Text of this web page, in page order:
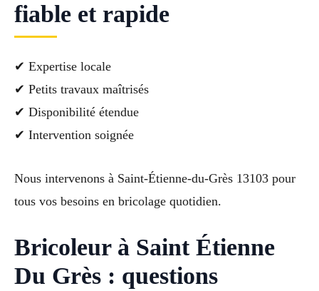
fiable et rapide
✔ Expertise locale
✔ Petits travaux maîtrisés
✔ Disponibilité étendue
✔ Intervention soignée
Nous intervenons à Saint-Étienne-du-Grès 13103 pour
tous vos besoins en bricolage quotidien.
Bricoleur à Saint Étienne
Du Grès : questions